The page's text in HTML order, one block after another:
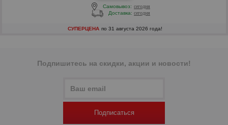
Самовывоз: сегодня
Доставка: сегодня
СУПЕРЦЕНА по 31 августа 2026 года!
Подпишитесь на скидки, акции и новости!
Подписаться